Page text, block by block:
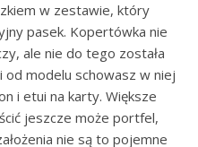
w zestawie, który
pasek. Kopertówka nie
ale nie do tego została
od modelu schowasz w niej
i etui na karty. Większe
jeszcze może portfel,
nie są to pojemne